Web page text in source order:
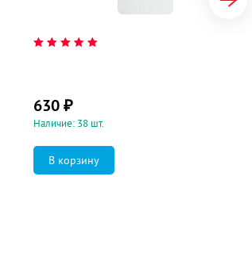
630₽
Наличие: 38 шт.